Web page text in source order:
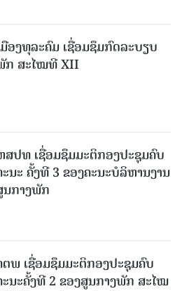
ອງທຸລະຄົມ ເຊື່ອມຊຶມກົດລະບຽບ
ກ ສະໄໝທີ XII
ປທ ເຊື່ອມຊຶມມະຕິກອງປະຊຸມຄົບ
ນະ ຄັ້ງທີ 3 ຂອງຄະນະບໍລິຫານງານ
ນກາງພັກ
ພ ເຊື່ອມຊຶມມະຕິກອງປະຊຸມຄົບ
ນະຄັ້ງທີ 2 ຂອງສູນກາງພັກ ສະໄໝ